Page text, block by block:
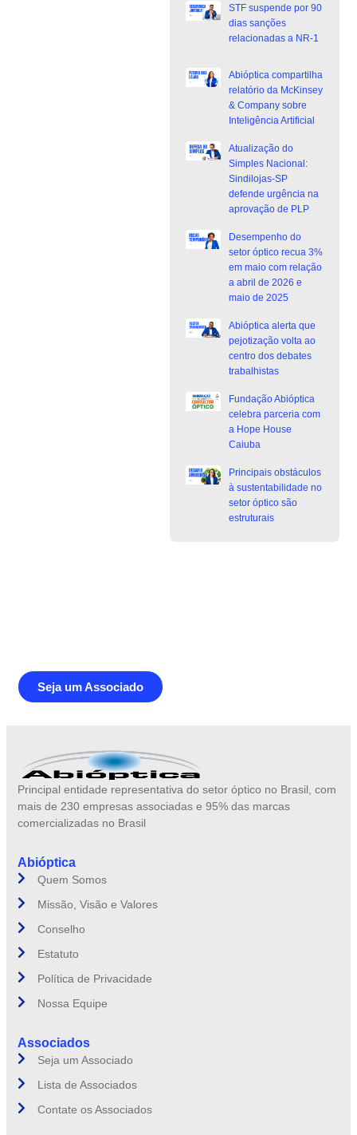
STF suspende por 90
dias sanções
relacionadas a NR-1
Abióptica compartilha
relatório da McKinsey
& Company sobre
Inteligência Artificial
Atualização do
Simples Nacional:
Sindilojas-SP
defende urgência na
aprovação de PLP
Desempenho do
setor óptico recua 3%
em maio com relação
a abril de 2026 e
maio de 2025
Abióptica alerta que
pejotização volta ao
centro dos debates
trabalhistas
Fundação Abióptica
celebra parceria com
a Hope House
Caiuba
Principais obstáculos
à sustentabilidade no
setor óptico são
estruturais
Seja um Associado
Principal entidade representativa do setor óptico no Brasil, com
mais de 230 empresas associadas e 95% das marcas
comercializadas no Brasil
Abióptica
Quem Somos
Missão, Visão e Valores
Conselho
Estatuto
Política de Privacidade
Nossa Equipe
Associados
Seja um Associado
Lista de Associados
Contate os Associados